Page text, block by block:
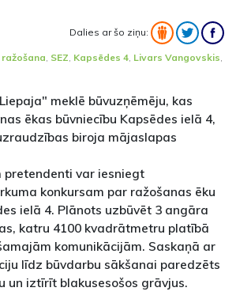
Dalies ar šo ziņu:
ražošana, SEZ, Kapsēdes 4, Livars Vangovskis,
meklē būvuzņēmēju, kas
ēkas būvniecību Kapsēdes ielā 4,
biroja mājaslapas
pretendenti var iesniegt
konkursam par ražošanas ēku
ielā 4. Plānots uzbūvēt 3 angāra
katru 4100 kvadrātmetru platībā
komunikācijām. Saskaņā ar
līdz būvdarbu sākšanai paredzēts
un iztīrīt blakusesošos grāvjus.